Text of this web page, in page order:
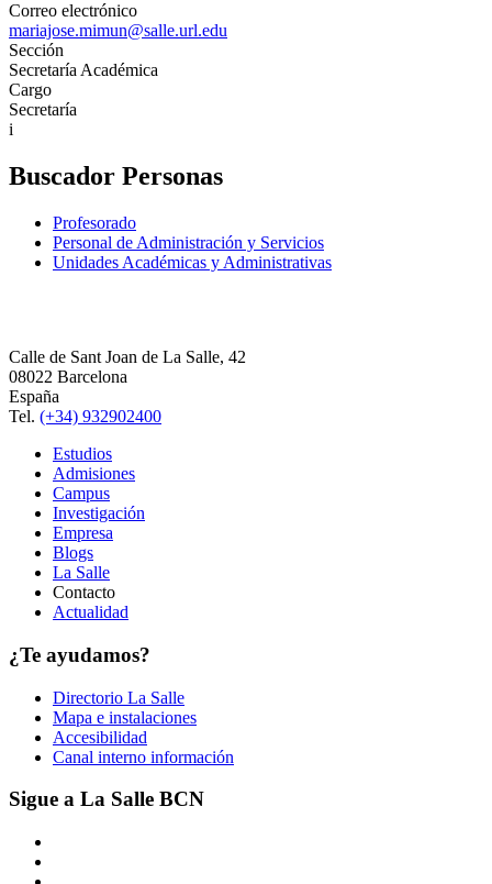
Correo electrónico
mariajose.mimun@salle.url.edu
Sección
Secretaría Académica
Cargo
Secretaría
i
Buscador Personas
Profesorado
Personal de Administración y Servicios
Unidades Académicas y Administrativas
Calle de Sant Joan de La Salle, 42
08022 Barcelona
España
Tel. (+34) 932902400
Estudios
Admisiones
Campus
Investigación
Empresa
Blogs
La Salle
Contacto
Actualidad
¿Te ayudamos?
Directorio La Salle
Mapa e instalaciones
Accesibilidad
Canal interno información
Sigue a La Salle BCN